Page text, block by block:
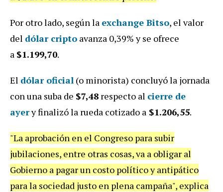
Por otro lado, según la exchange Bitso, el valor
del dólar cripto avanza 0,39%y se ofrece
a $1.199,70.
El dólar oficial (o minorista) concluyó la jornada
con una suba de $7,48 respecto al cierre de
ayery finalizó la rueda cotizado a $1.206,55.
"La aprobación en el Congreso para subir
jubilaciones, entre otras cosas, va a obligar al
Gobierno a pagar un costo político y antipático
para la sociedad justo en plena campaña", explica